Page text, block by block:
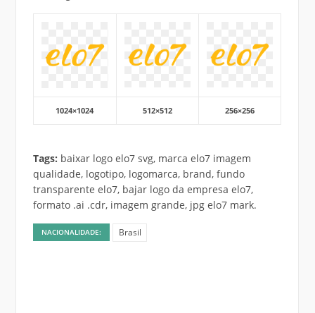
1024×1024 512×512 256×256
Tags: baixar logo elo7 svg, marca elo7 imagem
qualidade, logotipo, logomarca, brand, fundo
transparente elo7, bajar logo da empresa elo7,
formato .ai .cdr, imagem grande, jpg elo7 mark.
NACIONALIDADE: Brasil